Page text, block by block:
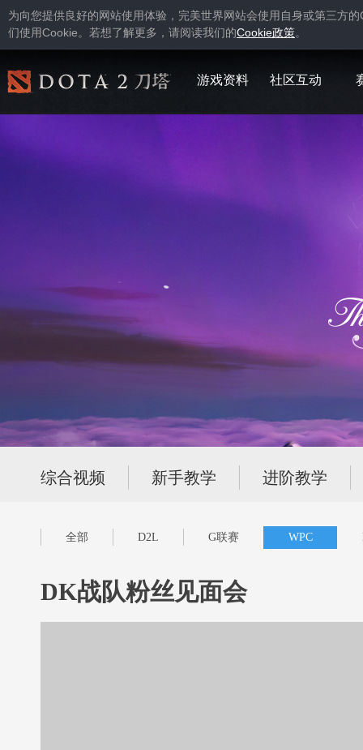
为向您提供良好的网站使用体验，完美世界网站会使用自身或第三方的
们使用Cookie。若想了解更多，请阅读我们的Cookie政策。
游戏资料 社区互动
综合视频 新手教学 进阶教学
全部 D2L G联赛 WPC
DK战队粉丝见面会